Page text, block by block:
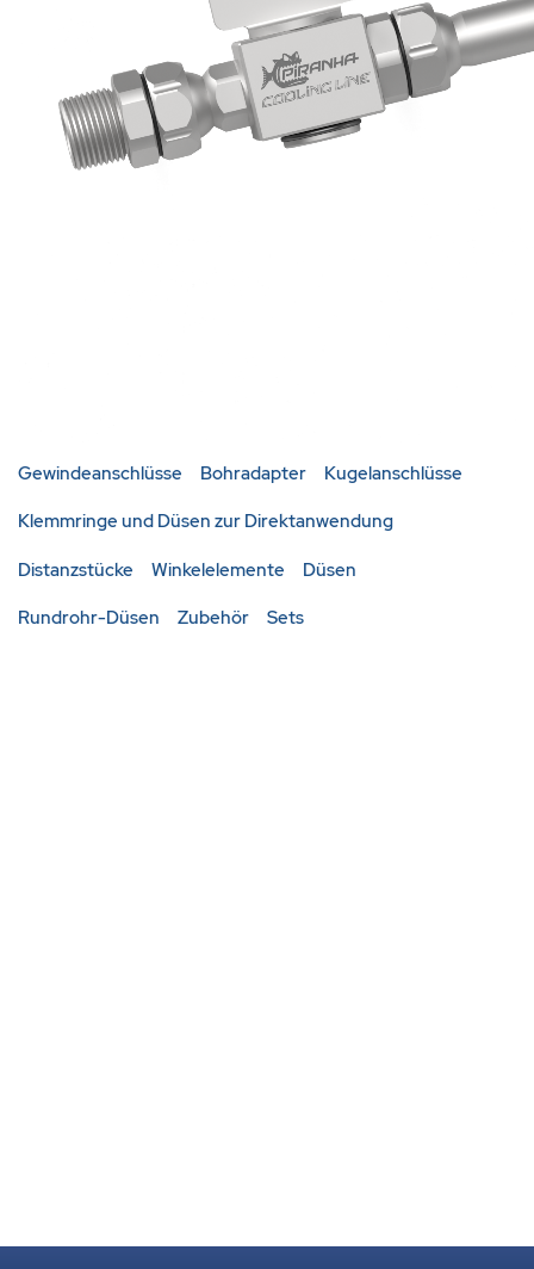
Gewindeanschlüsse Bohradapter Kugelanschlüsse
Klemmringe und Düsen zur Direktanwendung
Distanzstücke Winkelelemente Düsen
Rundrohr-Düsen Zubehör Sets